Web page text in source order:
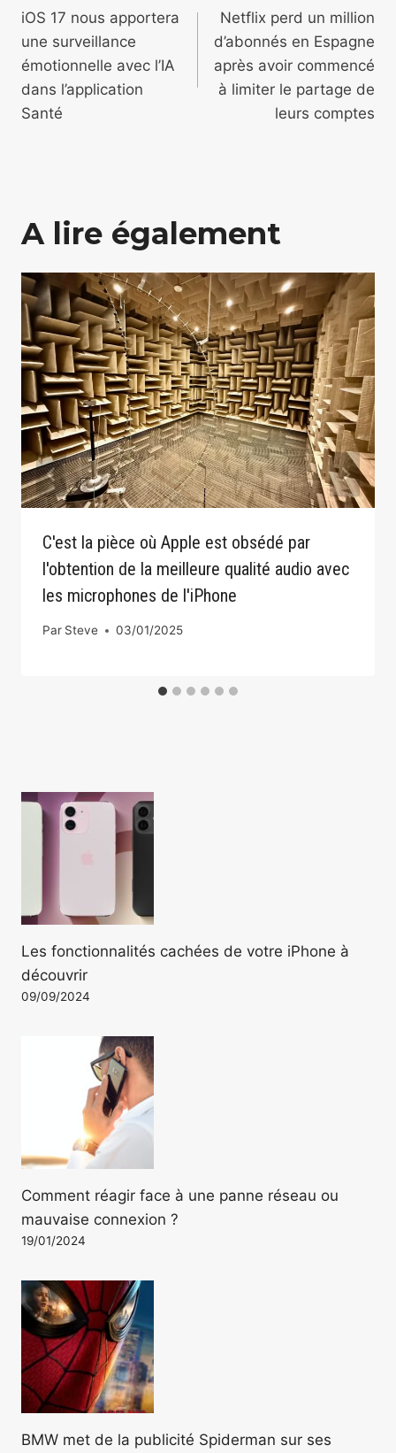
de
l’article
iOS 17 nous apportera
une surveillance
émotionnelle avec l’IA
dans l’application
Santé
Netflix perd un million
d’abonnés en Espagne
après avoir commencé
à limiter le partage de
leurs comptes
A lire également
C'est la pièce où Apple est obsédé par
l'obtention de la meilleure qualité audio avec
les microphones de l'iPhone
Par Steve 03/01/2025
Les fonctionnalités cachées de votre iPhone à
découvrir
09/09/2024
Comment réagir face à une panne réseau ou
mauvaise connexion ?
19/01/2024
BMW met de la publicité Spiderman sur ses